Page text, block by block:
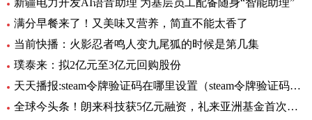
新疆电力开发AI语音助理 为基层员工配备随身“智能助理”
满分早餐来了！又美味又营养，简直不能太香了
当前快播：火影忍者鸣人变九尾狐的时候是第几集
璞泰来：拟2亿元至3亿元回购股份
天天播报:steam令牌验证码在哪里设置（steam令牌验证码在哪）
全球今头条！朗来科技获5亿元融资，礼来亚洲基金首次投资湖北